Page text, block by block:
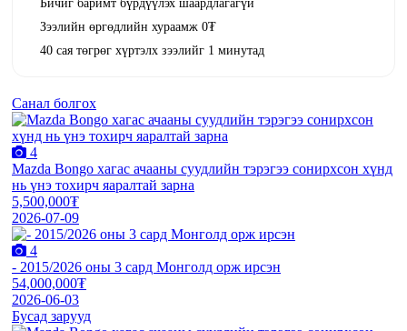
Бичиг баримт бүрдүүлэх шаардлагагүй
Зээлийн өргөдлийн хураамж 0₮
40 сая төгрөг хүртэлх зээлийг 1 минутад
Санал болгох
4
Mazda Bongo хагас ачааны суудлийн тэрэгээ сонирхсон хүнд
нь үнэ тохирч яаралтай зарна
5,500,000₮
2026-07-09
4
- 2015/2026 оны 3 сард Монголд орж ирсэн
54,000,000₮
2026-06-03
Бусад зарууд